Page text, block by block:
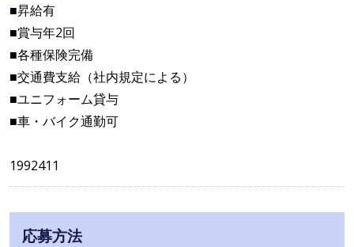
■昇給有
■賞与年2回
■各種保険完備
■交通費支給（社内規定による）
■ユニフォーム貸与
■車・バイク通勤可
1992411
応募方法